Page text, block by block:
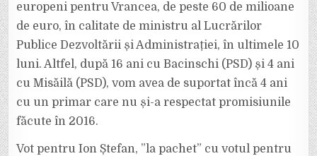
europeni pentru Vrancea, de peste 60 de milioane
de euro, în calitate de ministru al Lucrărilor
Publice Dezvoltării și Administrației, în ultimele 10
luni. Altfel, după 16 ani cu Bacinschi (PSD) și 4 ani
cu Misăilă (PSD), vom avea de suportat încă 4 ani
cu un primar care nu și-a respectat promisiunile
făcute în 2016.
Vot pentru Ion Ștefan, ”la pachet” cu votul pentru